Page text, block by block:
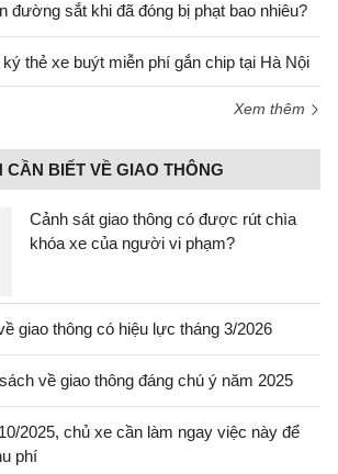
đường sắt khi đã đóng bị phạt bao nhiêu?
thẻ xe buýt miễn phí gắn chip tại Hà Nội
Xem thêm
CẦN BIẾT VỀ GIAO THÔNG
Cảnh sát giao thông có được rút chìa
khóa xe của người vi phạm?
giao thông có hiệu lực tháng 3/2026
về giao thông đáng chú ý năm 2025
2025, chủ xe cần làm ngay việc này để
phí